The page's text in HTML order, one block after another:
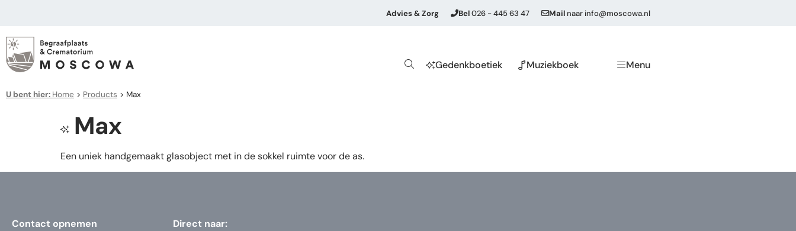
Advies & Zorg Bel026 - 445 63 47 Mail naarinfo@moscowa.nl
Gedenkboetiek Muziekboek Menu
U bent hier: Home > Products > Max
Max
Een uniek handgemaakt glasobject met in de sokkel ruimte voor de as.
Contact opnemen
Direct naar: